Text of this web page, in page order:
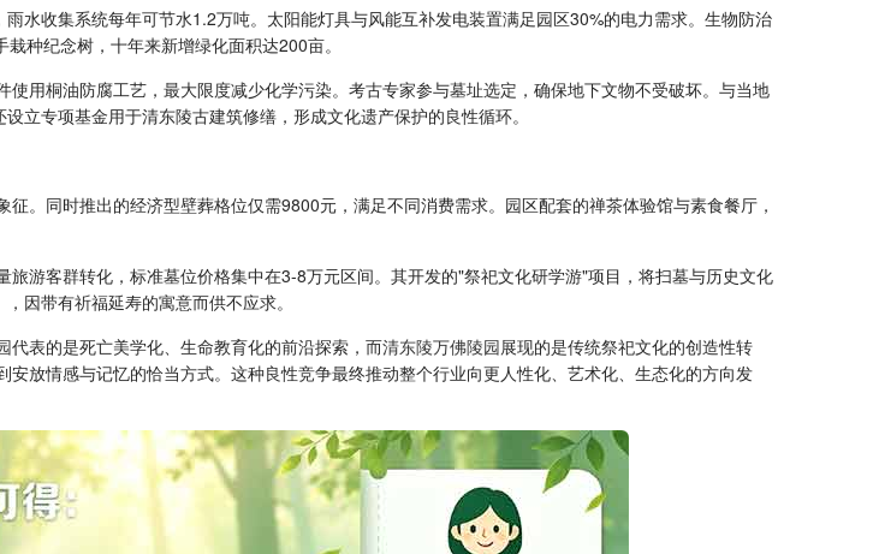
水收集系统每年可节水1.2万吨。太阳能灯具与风能互补发电装置满足园区30%的电力需求。生物防治
种纪念树，十年来新增绿化面积达200亩。
用桐油防腐工艺，最大限度减少化学污染。考古专家参与墓址选定，确保地下文物不受破坏。与当地
立专项基金用于清东陵古建筑修缮，形成文化遗产保护的良性循环。
。同时推出的经济型壁葬格位仅需9800元，满足不同消费需求。园区配套的禅茶体验馆与素食餐厅，
游客群转化，标准墓位价格集中在3-8万元区间。其开发的"祭祀文化研学游"项目，将扫墓与历史文化
因带有祈福延寿的寓意而供不应求。
代表的是死亡美学化、生命教育化的前沿探索，而清东陵万佛陵园展现的是传统祭祀文化的创造性转
放情感与记忆的恰当方式。这种良性竞争最终推动整个行业向更人性化、艺术化、生态化的方向发